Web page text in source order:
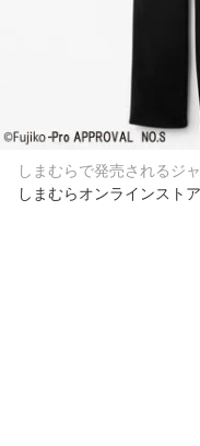
しまむらで発売されるジ
しまむらオンラインストア